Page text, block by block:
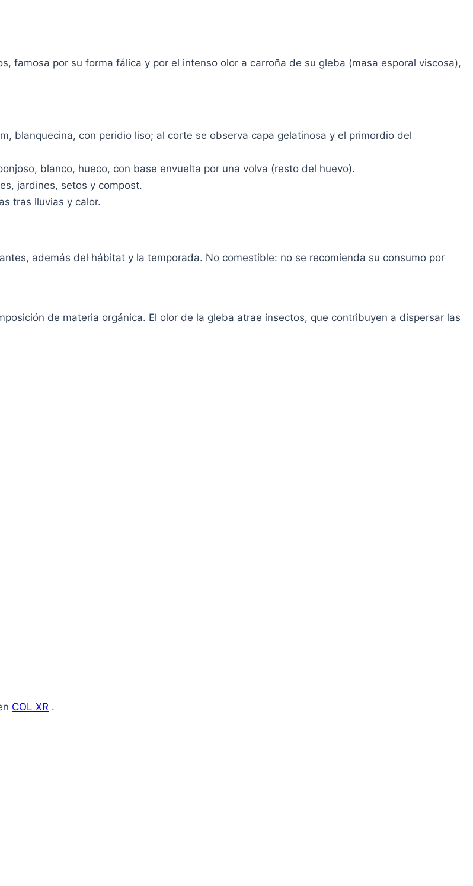
famosa por su forma fálica y por el intenso olor a carroña de su gleba (masa esporal viscosa),
blanquecina, con peridio liso; al corte se observa capa gelatinosa y el primordio del
blanco, hueco, con base envuelta por una volva (resto del huevo).
jardines, setos y compost.
tras lluvias y calor.
además del hábitat y la temporada. No comestible: no se recomienda su consumo por
de materia orgánica. El olor de la gleba atrae insectos, que contribuyen a dispersar las
COL XR .